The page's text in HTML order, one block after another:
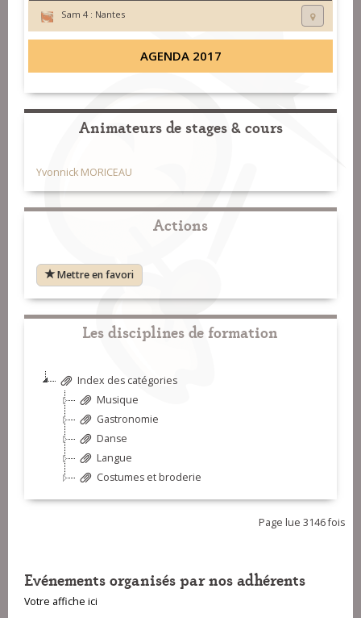
Sam 4 : Nantes
AGENDA 2017
Animateurs de stages & cours
Yvonnick MORICEAU
Actions
Mettre en favori
Les disciplines de formation
Index des catégories
Musique
Gastronomie
Danse
Langue
Costumes et broderie
Page lue 3146 fois
Evénements organisés par nos adhérents
Votre affiche ici